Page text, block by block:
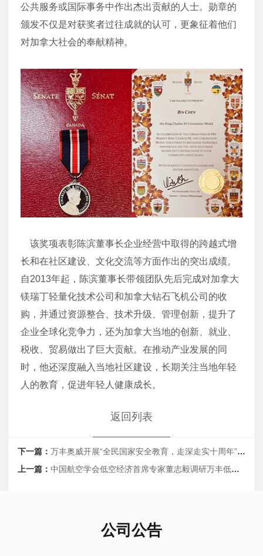
公共服务或国际事务中作出杰出贡献的人士。勋章的
颁发不仅是对获奖者过往成就的认可，更象征着他们
对加拿大社会的奉献精神。
该奖项表彰陈滨董事长企业经营中取得的跨越式增
长和在社区建设、文化交流等方面作出的突出成绩。
自2013年起，陈滨董事长带领团队先后完成对加拿大
镁瑞丁轻量化技术公司和加拿大钻石飞机公司的收
购，并通过资源整合、技术升级、管理创新，提升了
企业全球化竞争力，还为加拿大当地的创新、就业、
税收、贸易做出了巨大贡献。在推动产业发展的同
时，他还深度融入当地社区建设，长期关注当地年轻
人的教育，促进年轻人健康成长。
返回列表
下一篇： 万丰奥威开展“全民国家安全教育，走深走实十周年”宣传
上一篇： 中国航空学会低空经济首席专家董志毅调研万丰低空经济
公司公告